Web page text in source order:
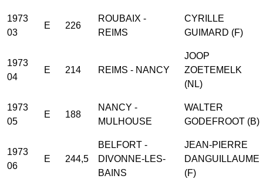
1973
03
E 226
ROUBAIX -
REIMS
CYRILLE
GUIMARD (F)
1973
04
E 214 REIMS - NANCY
JOOP
ZOETEMELK
(NL)
1973
05
E 188
NANCY -
MULHOUSE
WALTER
GODEFROOT (B)
1973
06
E 244,5
BELFORT -
DIVONNE-LES-
BAINS
JEAN-PIERRE
DANGUILLAUME
(F)